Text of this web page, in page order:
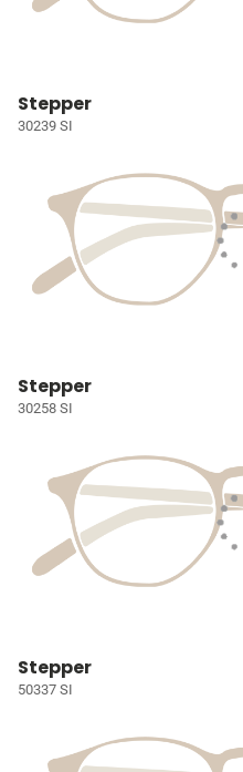
Stepper
30239 SI
Stepper
30258 SI
Stepper
50337 SI